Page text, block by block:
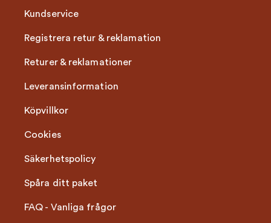
Kundservice
Registrera retur & reklamation
Returer & reklamationer
Leveransinformation
Köpvillkor
Cookies
Säkerhetspolicy
Spåra ditt paket
FAQ - Vanliga frågor